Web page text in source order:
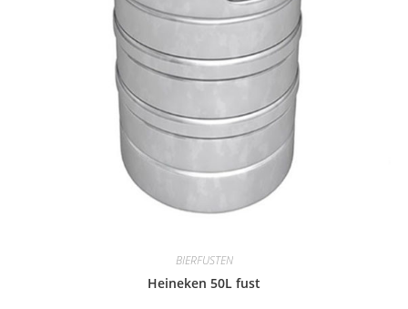
BIERFUSTEN
Heineken 50L fust